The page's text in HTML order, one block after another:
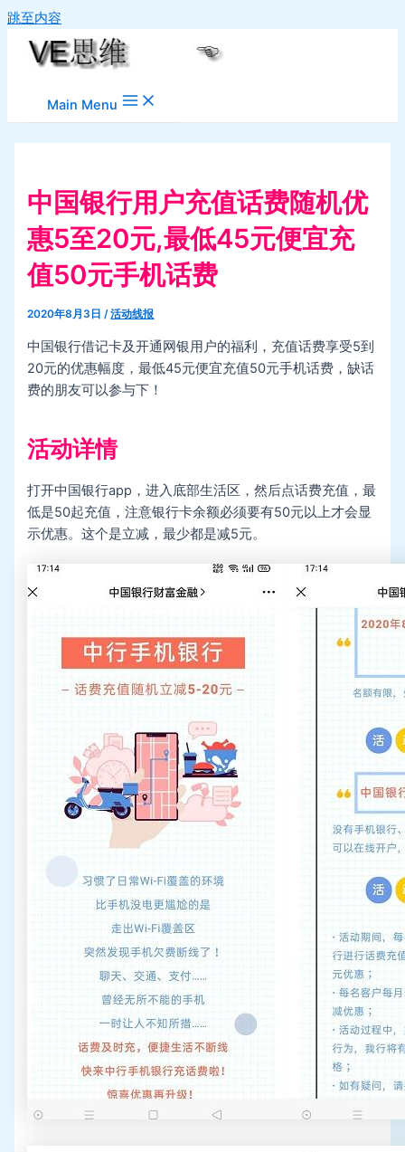
跳至内容
Main Menu
中国银行用户充值话费随机优
惠5至20元,最低45元便宜充
值50元手机话费
2020年8月3日/活动线报
中国银行借记卡及开通网银用户的福利，充值话费享受5到
20元的优惠幅度，最低45元便宜充值50元手机话费，缺话
费的朋友可以参与下！
活动详情
打开中国银行app，进入底部生活区，然后点话费充值，最
低是50起充值，注意银行卡余额必须要有50元以上才会显
示优惠。这个是立减，最少都是减5元。